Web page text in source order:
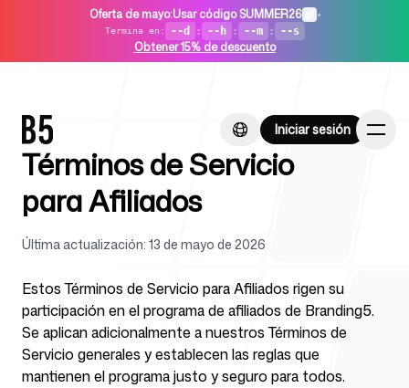
Oferta de mayo:Usar código SUMMER26 •
Termina en : --d : --h : --m : --s
Obtener 15% de descuento
Iniciar sesión
Iniciar sesión
Inicio
Para startups
Términos de Servicio
para Afiliados
Última actualización: 13 de mayo de 2026
Estos Términos de Servicio para Afiliados rigen su
participación en el programa de afiliados de Branding5.
Se aplican adicionalmente a nuestros Términos de
Servicio generales y establecen las reglas que
mantienen el programa justo y seguro para todos.